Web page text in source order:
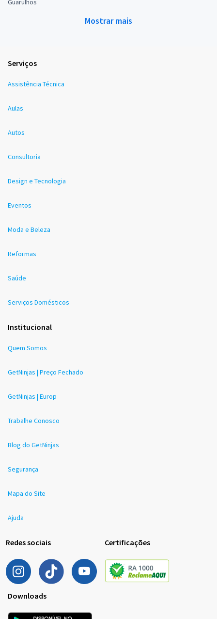
Guarulhos
Mostrar mais
Serviços
Assistência Técnica
Aulas
Autos
Consultoria
Design e Tecnologia
Eventos
Moda e Beleza
Reformas
Saúde
Serviços Domésticos
Institucional
Quem Somos
GetNinjas | Preço Fechado
GetNinjas | Europ
Trabalhe Conosco
Blog do GetNinjas
Segurança
Mapa do Site
Ajuda
Redes sociais Certificações
Downloads